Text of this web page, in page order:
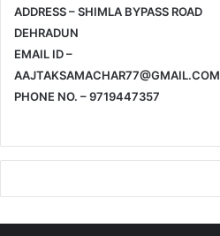
ADDRESS – SHIMLA BYPASS ROAD
DEHRADUN
EMAIL ID –
AAJTAKSAMACHAR77@GMAIL.COM
PHONE NO. – 9719447357